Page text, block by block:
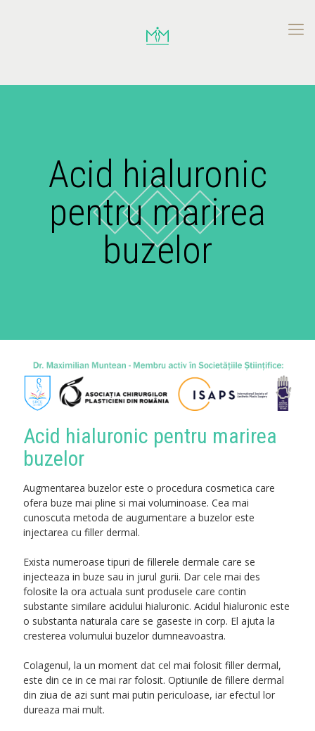
Acid hialuronic
pentru marirea
buzelor
Acid hialuronic pentru marirea
buzelor
Augmentarea buzelor este o procedura cosmetica care
ofera buze mai pline si mai voluminoase. Cea mai
cunoscuta metoda de augumentare a buzelor este
injectarea cu filler dermal.
Exista numeroase tipuri de fillerele dermale care se
injecteaza in buze sau in jurul gurii. Dar cele mai des
folosite la ora actuala sunt produsele care contin
substante similare acidului hialuronic. Acidul hialuronic este
o substanta naturala care se gaseste in corp. El ajuta la
cresterea volumului buzelor dumneavoastra.
Colagenul, la un moment dat cel mai folosit filler dermal,
este din ce in ce mai rar folosit. Optiunile de fillere dermal
din ziua de azi sunt mai putin periculoase, iar efectul lor
dureaza mai mult.